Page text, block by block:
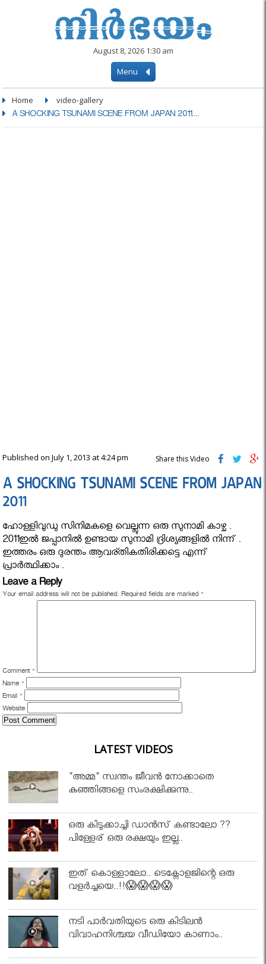
August 8, 2026 1:30 am
Menu
Home video-gallery
A SHOCKING TSUNAMI SCENE FROM JAPAN 2011....
Published on July 1, 2013 at 4:24 pm Share this Video
A SHOCKING TSUNAMI SCENE FROM JAPAN
2011
ഹോള്ളിവുഡു സിനിമകളെ വെല്ലുന്ന ഒരു സുനാമി കാഴ്ച .
2011ഇൽ ജപ്പാനിൽ ഉണ്ടായ സുനാമി ദ്രിശ്യങ്ങളിൽ നിന്ന് .
ഇത്തരം ഒരു ദുരന്തം ആവര്തികതിരിക്കട്ടെ എന്ന്
പ്രാർത്ഥിക്കാം .
Leave a Reply
Your email address will not be published. Required fields are marked *
Comment *
Name *
Email *
Website
LATEST VIDEOS
"അമ്മ" സ്വന്തം ജീവൻ നോക്കാതെ
കുഞ്ഞിങ്ങളെ സംരക്ഷിക്കുന്നു..
ഒരു കിടുക്കാച്ചി ഡാൻസ് കണ്ടാലോ ??
പിള്ളേര് ഒരു രക്ഷയും ഇല്ല..
ഇത് കൊള്ളാലോ.. ടെക്നോളജിന്റെ ഒരു
വളർച്ചയെ..!!😱😱😱😱
നടി പാർവതിയുടെ ഒരു കിടിലൻ
വിവാഹനിശ്ചയ വീഡിയോ കാണാം..